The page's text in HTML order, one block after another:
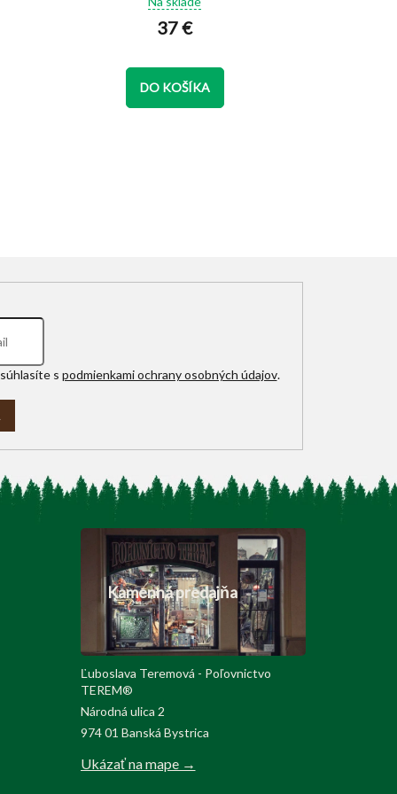
je
z
5
37 €
DO KOŠÍKA
s podmienkami ochrany osobných údajov.
Kamenná predajňa
Ľuboslava Teremová - Poľovnictvo
TEREM®
Národná ulica 2
974 01 Banská Bystrica
Ukázať na mape →